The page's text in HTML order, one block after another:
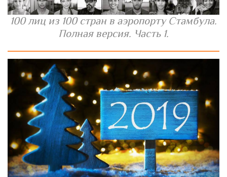
100 лиц из 100 стран в аэропорту Стамбула.
Полная версия. Часть 1.